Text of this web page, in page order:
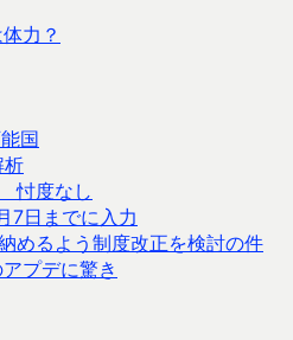
力？
国
析
忖度なし
7日までに入力
めるよう制度改正を検討の件
プデに驚き